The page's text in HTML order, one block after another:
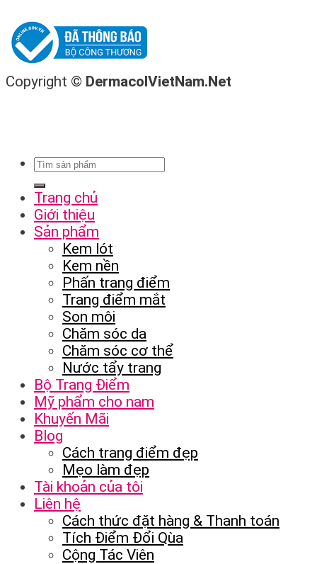
Copyright © DermacolVietNam.Net
Trang chủ
Giới thiệu
Sản phẩm
Kem lót
Kem nền
Phấn trang điểm
Trang điểm mắt
Son môi
Chăm sóc da
Chăm sóc cơ thể
Nước tẩy trang
Bộ Trang Điểm
Mỹ phẩm cho nam
Khuyến Mãi
Blog
Cách trang điểm đẹp
Mẹo làm đẹp
Tài khoản của tôi
Liên hệ
Cách thức đặt hàng & Thanh toán
Tích Điểm Đổi Qùa
Cộng Tác Viên